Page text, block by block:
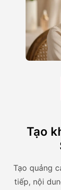
Tạo
Tạo quảng
tiếp, nội